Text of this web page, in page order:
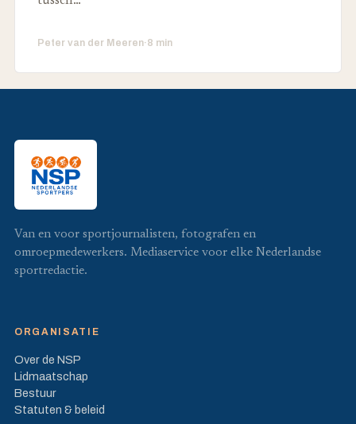
Peter van der Meeren·8 min
Van en voor sportjournalisten, fotografen en
omroepmedewerkers. Mediaservice voor elke Nederlandse
sportredactie.
ORGANISATIE
Over de NSP
Lidmaatschap
Bestuur
Statuten & beleid